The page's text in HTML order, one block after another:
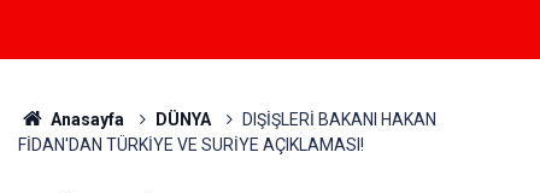
Anasayfa DÜNYA
DIŞİŞLERİ BAKANI HAKAN
FİDAN'DAN TÜRKİYE VE SURİYE AÇIKLAMASI!